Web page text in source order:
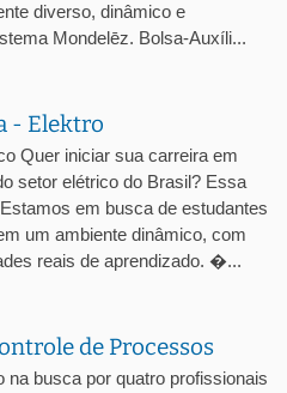
diverso, dinâmico e
Mondelēz. Bolsa-Auxíli...
- Elektro
Quer iniciar sua carreira em
setor elétrico do Brasil? Essa
em busca de estudantes
um ambiente dinâmico, com
reais de aprendizado. �...
de Processos
na busca por quatro profissionais